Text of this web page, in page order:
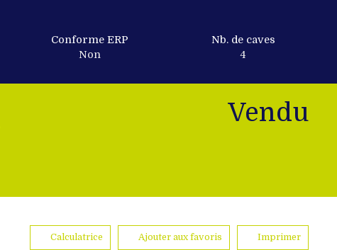
Conforme ERP
Non
Nb. de caves
4
Vendu
Calculatrice Ajouter aux favoris Imprimer